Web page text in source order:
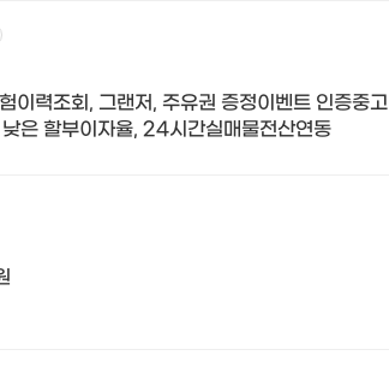
이력조회, 그랜저, 주유권 증정이벤트 인증중고
은 할부이자율, 24시간실매물전산연동